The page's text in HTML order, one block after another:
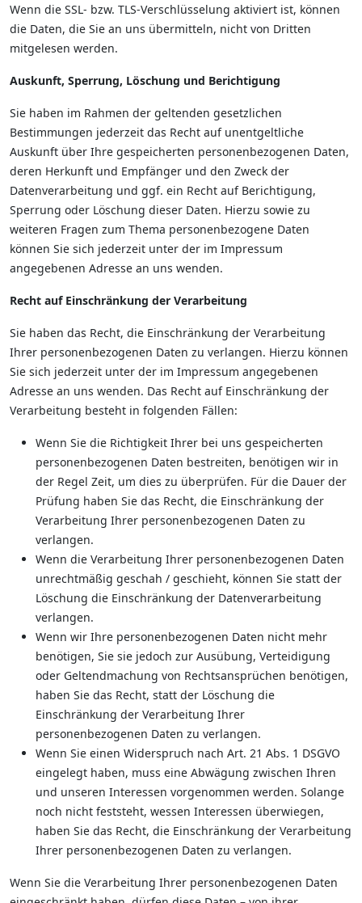
Wenn die SSL- bzw. TLS-Verschlüsselung aktiviert ist, können
die Daten, die Sie an uns übermitteln, nicht von Dritten
mitgelesen werden.
Auskunft, Sperrung, Löschung und Berichtigung
Sie haben im Rahmen der geltenden gesetzlichen
Bestimmungen jederzeit das Recht auf unentgeltliche
Auskunft über Ihre gespeicherten personenbezogenen Daten,
deren Herkunft und Empfänger und den Zweck der
Datenverarbeitung und ggf. ein Recht auf Berichtigung,
Sperrung oder Löschung dieser Daten. Hierzu sowie zu
weiteren Fragen zum Thema personenbezogene Daten
können Sie sich jederzeit unter der im Impressum
angegebenen Adresse an uns wenden.
Recht auf Einschränkung der Verarbeitung
Sie haben das Recht, die Einschränkung der Verarbeitung
Ihrer personenbezogenen Daten zu verlangen. Hierzu können
Sie sich jederzeit unter der im Impressum angegebenen
Adresse an uns wenden. Das Recht auf Einschränkung der
Verarbeitung besteht in folgenden Fällen:
Wenn Sie die Richtigkeit Ihrer bei uns gespeicherten
personenbezogenen Daten bestreiten, benötigen wir in
der Regel Zeit, um dies zu überprüfen. Für die Dauer der
Prüfung haben Sie das Recht, die Einschränkung der
Verarbeitung Ihrer personenbezogenen Daten zu
verlangen.
Wenn die Verarbeitung Ihrer personenbezogenen Daten
unrechtmäßig geschah / geschieht, können Sie statt der
Löschung die Einschränkung der Datenverarbeitung
verlangen.
Wenn wir Ihre personenbezogenen Daten nicht mehr
benötigen, Sie sie jedoch zur Ausübung, Verteidigung
oder Geltendmachung von Rechtsansprüchen benötigen,
haben Sie das Recht, statt der Löschung die
Einschränkung der Verarbeitung Ihrer
personenbezogenen Daten zu verlangen.
Wenn Sie einen Widerspruch nach Art. 21 Abs. 1 DSGVO
eingelegt haben, muss eine Abwägung zwischen Ihren
und unseren Interessen vorgenommen werden. Solange
noch nicht feststeht, wessen Interessen überwiegen,
haben Sie das Recht, die Einschränkung der Verarbeitung
Ihrer personenbezogenen Daten zu verlangen.
Wenn Sie die Verarbeitung Ihrer personenbezogenen Daten